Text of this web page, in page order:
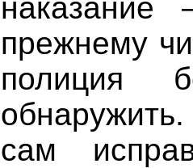
прежнему
полиция
сам